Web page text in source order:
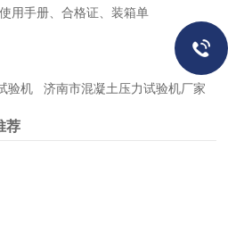
用手册、合格证、装箱单
机 济南市混凝土压力试验机厂家
荐